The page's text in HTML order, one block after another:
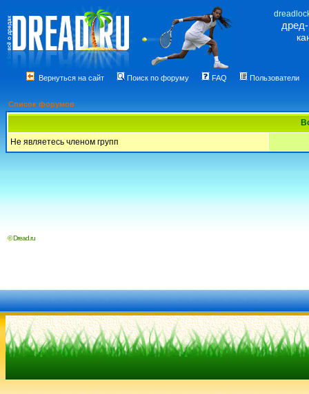
Вернуться на сайт Поиск по форуму FAQ Пользователи
Список форумов
Не являетесь членом групп
© Dread.ru